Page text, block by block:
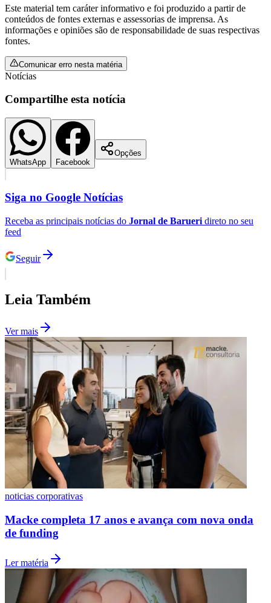
Fluminense
Vasco
Este material tem caráter informativo e foi produzido a partir de
conteúdos de fontes externas e assessorias de imprensa. As
informações e opiniões são de responsabilidade de suas respectivas
fontes.
Comunicar erro nesta matéria
Notícias
Compartilhe esta notícia
WhatsApp Facebook
Opções
Siga no Google Notícias
Receba as principais notícias do Jornal de Barueri direto no seu
feed
Seguir
Leia Também
Ver mais
noticias corporativas
Macke completa 17 anos e avança com nova onda
de funding
Ler matéria